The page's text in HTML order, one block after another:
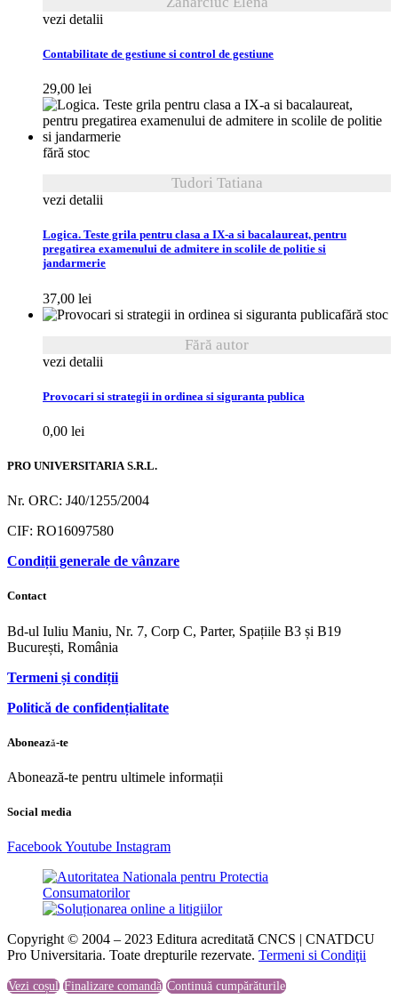
vezi detalii
Contabilitate de gestiune si control de gestiune
29,00 lei
fără stoc
Tudori Tatiana
vezi detalii
Logica. Teste grila pentru clasa a IX-a si bacalaureat, pentru
pregatirea examenului de admitere in scolile de politie si
jandarmerie
37,00 lei
fără stoc
Fără autor
vezi detalii
Provocari si strategii in ordinea si siguranta publica
0,00 lei
PRO UNIVERSITARIA S.R.L.
Nr. ORC: J40/1255/2004
CIF: RO16097580
Condiții generale de vânzare
Contact
Bd-ul Iuliu Maniu, Nr. 7, Corp C, Parter, Spațiile B3 și B19
București, România
Termeni și condiții
Politică de confidențialitate
Abonează-te
Abonează-te pentru ultimele informații
Social media
FacebookYoutube Instagram
Copyright © 2004 – 2023 Editura acreditată CNCS | CNATDCU
Pro Universitaria. Toate drepturile rezervate. Termeni si Condiţii
Vezi coșul Finalizare comandă Continuă cumpărăturile